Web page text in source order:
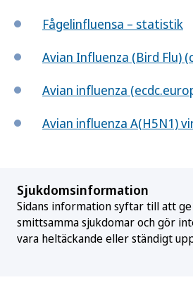
Fågelinfluensa – statistik
Avian Influenza (Bird Flu)
Avian influenza
Avian influenza A(H5N1)
Sjukdomsinformation
Sidans information syftar till att
smittsamma sjukdomar och gör
vara heltäckande eller ständigt